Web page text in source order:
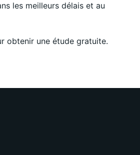
les meilleurs délais et au
obtenir une étude gratuite.